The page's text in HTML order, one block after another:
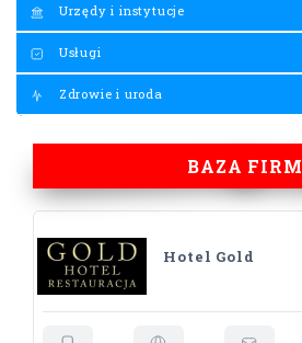
Urzędy i instytucje
Usługi
Zdrowie i uroda
BAZA FIRM
Hotel Gold